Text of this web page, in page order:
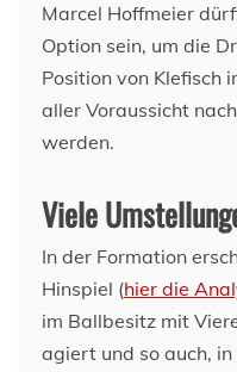
Marcel Hoffmeier
Option sein, um die
Position von Klefisch
aller Voraussicht
werden.
Viele
In der Formation
Hinspiel (hier die
im Ballbesitz mit
agiert und so auch,